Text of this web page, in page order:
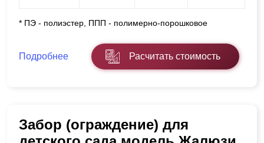
* ПЭ - полиэстер, ППП - полимерно-порошковое
Подробнее Расчитать стоимость
Забор (ограждение) для